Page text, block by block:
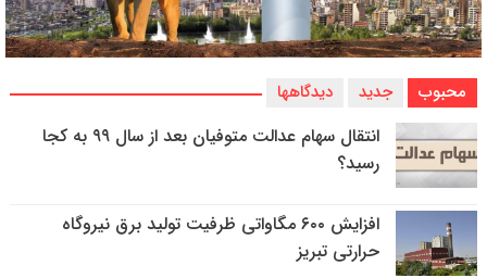
محبوب جدید دیدگاهها
انتقال سهام عدالت متوفیان بعد از سال ۹۹ به کجا
رسید؟
افزایش ۶۰۰ مگاواتی ظرفیت تولید برق نیروگاه
حرارتی تبریز